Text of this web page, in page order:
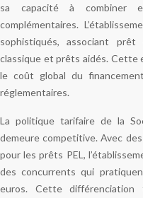
sa capacité à combiner
complémentaires.
sophistiqués, associant prêt
classique et prêts aidés. Cette
le coût global du
réglementaires.
La politique tarifaire de la
demeure competitive. Avec
pour les prêts PEL,
des concurrents qui
euros. Cette différenciation